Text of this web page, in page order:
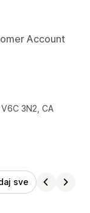
Account
3N2, CA
sve